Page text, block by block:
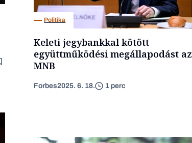
Politika
Keleti jegybankkal kötött
együttműködési megállapodást az
MNB
Forbes2025. 6. 18. 1 perc